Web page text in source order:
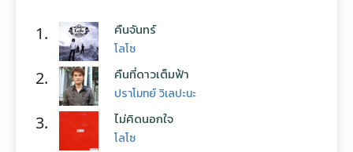
1. คืนจันทร์
โลโซ
2. คืนที่ดาวเต็มฟ้า
ปราโมทย์ วิเลปะนะ
3. ไม่คิดนอกใจ
โลโซ